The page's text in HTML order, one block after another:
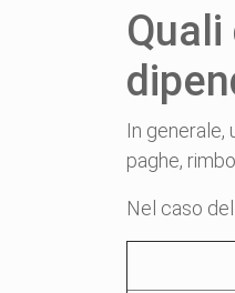
In generale,
paghe,
Nel caso